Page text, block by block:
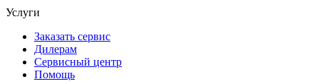
Услуги
Заказать сервис
Дилерам
Сервисный центр
Помощь